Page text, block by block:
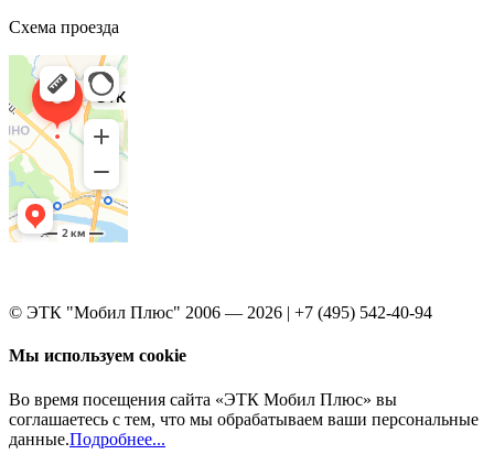
Схема проезда
© ЭТК "Мобил Плюс" 2006 — 2026 | +7 (495) 542-40-94
Мы используем cookie
Во время посещения сайта «ЭТК Мобил Плюс» вы
соглашаетесь с тем, что мы обрабатываем ваши персональные
данные.Подробнее...